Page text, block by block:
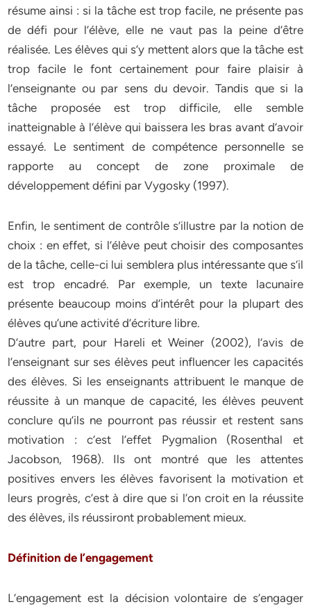
résume ainsi : si la tâche est trop facile, ne présente pas
de défi pour l’élève, elle ne vaut pas la peine d’être
réalisée. Les élèves qui s’y mettent alors que la tâche est
trop facile le font certainement pour faire plaisir à
l’enseignante ou par sens du devoir. Tandis que si la
tâche proposée est trop difficile, elle semble
inatteignable à l’élève qui baissera les bras avant d’avoir
essayé. Le sentiment de compétence personnelle se
rapporte au concept de zone proximale de
développement défini par Vygosky (1997).
Enfin, le sentiment de contrôle s’illustre par la notion de
choix : en effet, si l’élève peut choisir des composantes
de la tâche, celle-ci lui semblera plus intéressante que s’il
est trop encadré. Par exemple, un texte lacunaire
présente beaucoup moins d’intérêt pour la plupart des
élèves qu’une activité d’écriture libre.
D’autre part, pour Hareli et Weiner (2002), l’avis de
l’enseignant sur ses élèves peut influencer les capacités
des élèves. Si les enseignants attribuent le manque de
réussite à un manque de capacité, les élèves peuvent
conclure qu’ils ne pourront pas réussir et restent sans
motivation : c’est l’effet Pygmalion (Rosenthal et
Jacobson, 1968). Ils ont montré que les attentes
positives envers les élèves favorisent la motivation et
leurs progrès, c’est à dire que si l’on croit en la réussite
des élèves, ils réussiront probablement mieux.
Définition de l’engagement
L’engagement est la décision volontaire de s’engager